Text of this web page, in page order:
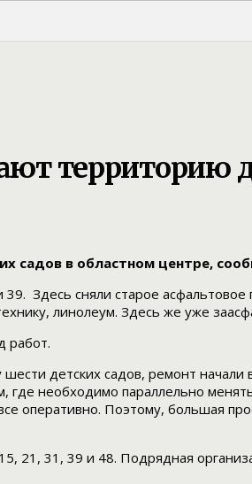
территорию
садов в областном центре,
Здесь сняли старое
линолеум. Здесь же уже
работ.
детских садов, ремонт
необходимо параллельно
оперативно. Поэтому, большая
21, 31, 39 и 48. Подрядная